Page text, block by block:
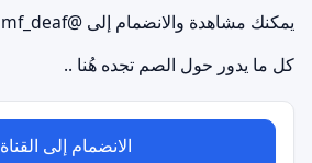
يمكنك مشاهدة والانضمام إلى @mf_deaf مباشرة.
كل ما يدور حول الصم تجده هُنا ..
الانضمام إلى القناة